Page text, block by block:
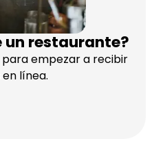
un restaurante?
empezar a recibir
línea.